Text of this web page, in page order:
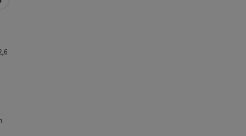
in Google Maps
in Apple Maps